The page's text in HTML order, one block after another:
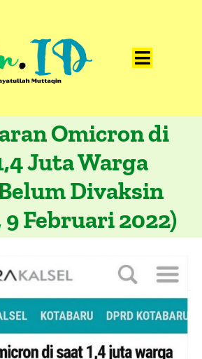
Toggle
Catatan
Artikel
Visualisasi
Data
Media
About Me
Omicron di
Juta Warga
Divaksin
Februari 2022)